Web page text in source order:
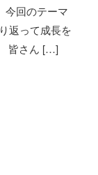
回のテーマ
返って成長を
皆さん […]